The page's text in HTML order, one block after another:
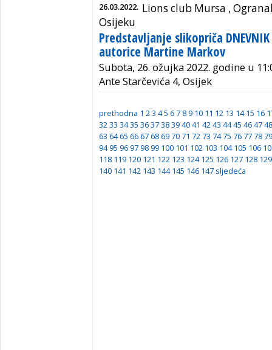
26.03.2022. Lions club Mursa ,
Osijeku
Predstavljanje slikopriča DNEVNIK
autorice Martine Markov
Subota, 26. ožujka 2022. godine u
Ante Starčevića 4, Osijek
prethodna 1 23 45 6 7 8 9 10 11 12 13 14 15 16
3233 3435 363738394041 4243 4445 464748
63 64 65 66 67 68 69 70 71 72 73 74 75 76 77 78 79
94 95 96 97 98 99 100 101 102 103 104 105 106
118 119 120 121 122 123 124 125 126 127 128 129
140 141 142 143 144 145 146 147 sljedeća